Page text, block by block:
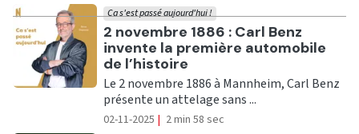
Ecouter
2 novembre 1886 : Carl Benz
invente la première automobile
de l’histoire
Ca s'est passé aujourd'hui !
Le 2 novembre 1886 à Mannheim, Carl Benz
présente un attelage sans ...
02-11-2025 | 2 min 58 sec